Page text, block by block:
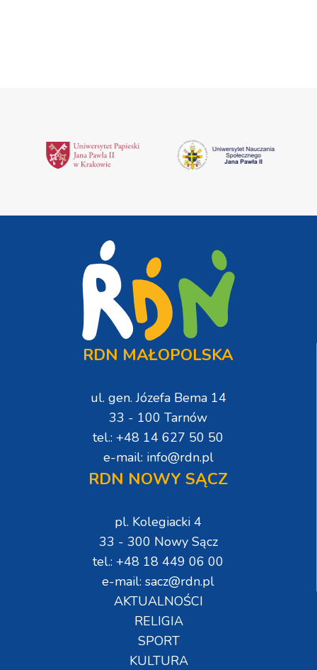
RDN MAŁOPOLSKA
ul. gen. Józefa Bema 14
33 - 100 Tarnów
tel.: +48 14 627 50 50
e-mail: info@rdn.pl
RDN NOWY SĄCZ
pl. Kolegiacki 4
33 - 300 Nowy Sącz
tel.: +48 18 449 06 00
e-mail: sacz@rdn.pl
AKTUALNOŚCI
RELIGIA
SPORT
KULTURA